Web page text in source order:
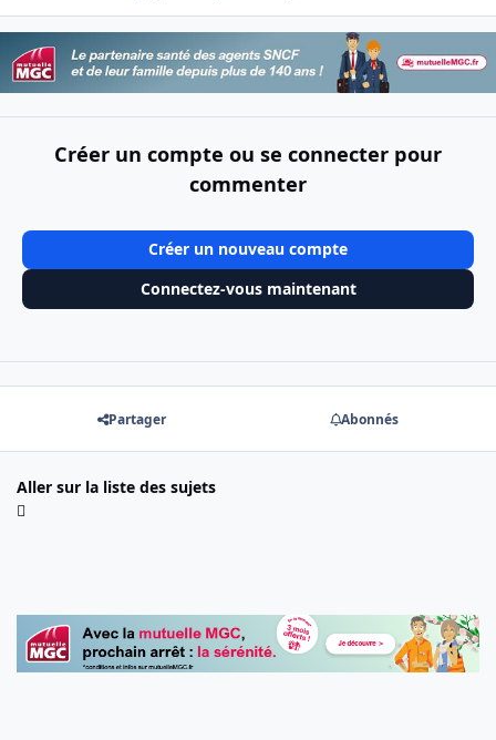
Créer un compte ou se connecter pour
commenter
Créer un nouveau compte
Connectez-vous maintenant
Partager Abonnés
Aller sur la liste des sujets